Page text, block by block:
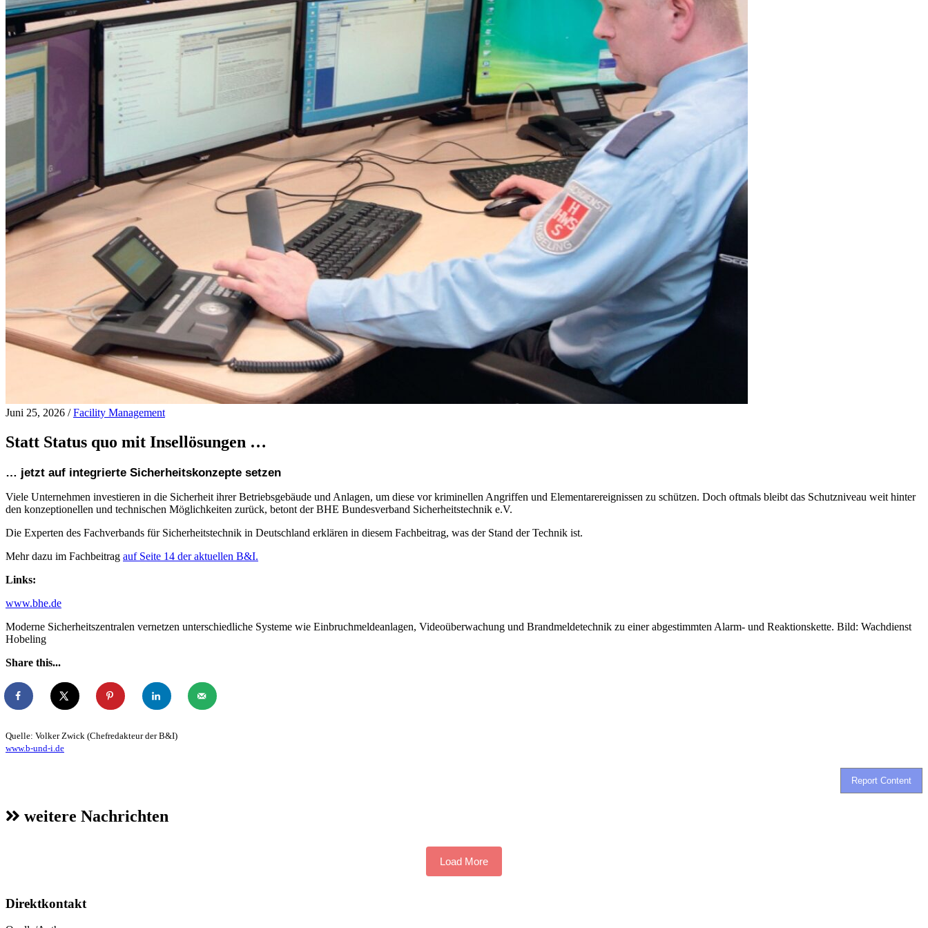
Juni 25, 2026 /Facility Management
Statt Status quo mit Insellösungen …
… jetzt auf integrierte Sicherheitskonzepte setzen
Viele Unternehmen investieren in die Sicherheit ihrer Betriebsgebäude und Anlagen, um diese vor kriminellen Angriffen und Elementarereignissen zu schützen. Doch oftmals bleibt das Schutzniveau weit hinter
den konzeptionellen und technischen Möglichkeiten zurück, betont der BHE Bundesverband Sicherheitstechnik e.V.
Die Experten des Fachverbands für Sicherheitstechnik in Deutschland erklären in diesem Fachbeitrag, was der Stand der Technik ist.
Mehr dazu im Fachbeitrag auf Seite 14 der aktuellen B&I.
Links:
www.bhe.de
Moderne Sicherheitszentralen vernetzen unterschiedliche Systeme wie Einbruchmeldeanlagen, Videoüberwachung und Brandmeldetechnik zu einer abgestimmten Alarm- und Reaktionskette. Bild: Wachdienst
Hobeling
Share this...
Quelle: Volker Zwick (Chefredakteur der B&I)
www.b-und-i.de
Report Content
weitere Nachrichten
Load More
Direktkontakt